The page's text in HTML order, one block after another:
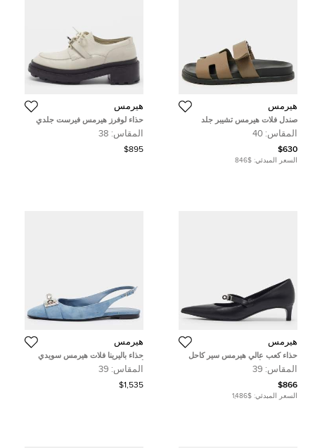
هيرمس
صندل فلات هيرمس تشيبر جلد
رصاصي مقاس 40
المقاس: 40
$630
السعر المبدئي: $846
هيرمس
حذاء لوفرز هيرمس فيرست جلدي
كريمي مقاس 38
المقاس: 38
$895
هيرمس
حذاء كعب عالي هيرمس سير كاحل
جلد تمساح أسود مقاس 38.5
المقاس: 39
$866
السعر المبدئي: $1,486
هيرمس
حذاء باليرينا فلات هيرمس سويدي
أرجواني مقاس 39.5
المقاس: 39
$1,535